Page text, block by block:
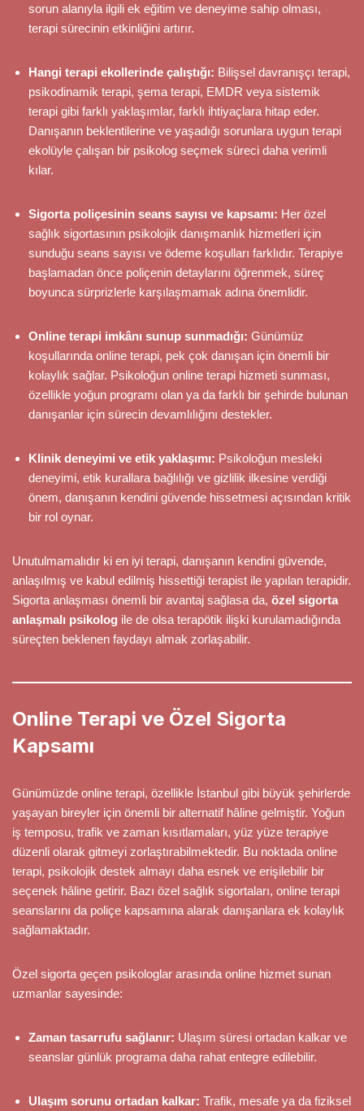
sorun alanıyla ilgili ek eğitim ve deneyime sahip olması,
terapi sürecinin etkinliğini artırır.
Hangi terapi ekollerinde çalıştığı: Bilişsel davranışçı terapi,
psikodinamik terapi, şema terapi, EMDR veya sistemik
terapi gibi farklı yaklaşımlar, farklı ihtiyaçlara hitap eder.
Danışanın beklentilerine ve yaşadığı sorunlara uygun terapi
ekolüyle çalışan bir psikolog seçmek süreci daha verimli
kılar.
Sigorta poliçesinin seans sayısı ve kapsamı: Her özel
sağlık sigortasının psikolojik danışmanlık hizmetleri için
sunduğu seans sayısı ve ödeme koşulları farklıdır. Terapiye
başlamadan önce poliçenin detaylarını öğrenmek, süreç
boyunca sürprizlerle karşılaşmamak adına önemlidir.
Online terapi imkânı sunup sunmadığı: Günümüz
koşullarında online terapi, pek çok danışan için önemli bir
kolaylık sağlar. Psikoloğun online terapi hizmeti sunması,
özellikle yoğun programı olan ya da farklı bir şehirde bulunan
danışanlar için sürecin devamlılığını destekler.
Klinik deneyimi ve etik yaklaşımı: Psikoloğun mesleki
deneyimi, etik kurallara bağlılığı ve gizlilik ilkesine verdiği
önem, danışanın kendini güvende hissetmesi açısından kritik
bir rol oynar.
Unutulmamalıdır ki en iyi terapi, danışanın kendini güvende,
anlaşılmış ve kabul edilmiş hissettiği terapist ile yapılan terapidir.
Sigorta anlaşması önemli bir avantaj sağlasa da, özel sigorta
anlaşmalı psikolog ile de olsa terapötik ilişki kurulamadığında
süreçten beklenen faydayı almak zorlaşabilir.
Online Terapi ve Özel Sigorta
Kapsamı
Günümüzde online terapi, özellikle İstanbul gibi büyük şehirlerde
yaşayan bireyler için önemli bir alternatif hâline gelmiştir. Yoğun
iş temposu, trafik ve zaman kısıtlamaları, yüz yüze terapiye
düzenli olarak gitmeyi zorlaştırabilmektedir. Bu noktada online
terapi, psikolojik destek almayı daha esnek ve erişilebilir bir
seçenek hâline getirir. Bazı özel sağlık sigortaları, online terapi
seanslarını da poliçe kapsamına alarak danışanlara ek kolaylık
sağlamaktadır.
Özel sigorta geçen psikologlar arasında online hizmet sunan
uzmanlar sayesinde:
Zaman tasarrufu sağlanır: Ulaşım süresi ortadan kalkar ve
seanslar günlük programa daha rahat entegre edilebilir.
Ulaşım sorunu ortadan kalkar: Trafik, mesafe ya da fiziksel